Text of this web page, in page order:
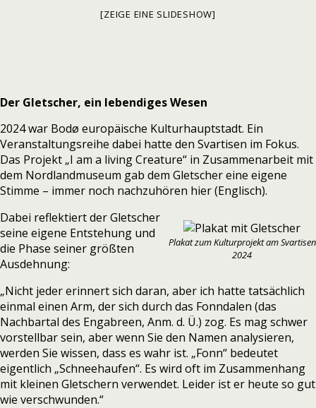
[ZEIGE EINE SLIDESHOW]
Der Gletscher, ein lebendiges Wesen
2024 war Bodø europäische Kulturhauptstadt. Ein
Veranstaltungsreihe dabei hatte den Svartisen im Fokus.
Das Projekt „I am a living Creature“ in Zusammenarbeit mit
dem Nordlandmuseum gab dem Gletscher eine eigene
Stimme – immer noch nachzuhören hier (Englisch).
Plakat zum Kulturprojekt am Svartisen
2024
Dabei reflektiert der Gletscher
seine eigene Entstehung und
die Phase seiner größten
Ausdehnung:
„Nicht jeder erinnert sich daran, aber ich hatte tatsächlich
einmal einen Arm, der sich durch das Fonndalen (das
Nachbartal des Engabreen, Anm. d. Ü.) zog. Es mag schwer
vorstellbar sein, aber wenn Sie den Namen analysieren,
werden Sie wissen, dass es wahr ist. „Fonn“ bedeutet
eigentlich „Schneehaufen“. Es wird oft im Zusammenhang
mit kleinen Gletschern verwendet. Leider ist er heute so gut
wie verschwunden.“